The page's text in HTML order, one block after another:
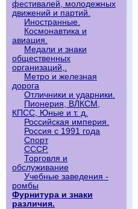
фестивалей, молодежных
движений и партий.
Иностранные.
Космонавтика и
авиация.
Медали и знаки
общественных
организаций,.
Метро и железная
дорога
Отличники и ударники.
Пионерия, ВЛКСМ,
КПСС, Юные и т. д.
Российская империя.
Россия с 1991 года
Спорт
СССР.
Торговля и
обслуживание
Учебные заведения -
ромбы
Фурнитура и знаки
различия.